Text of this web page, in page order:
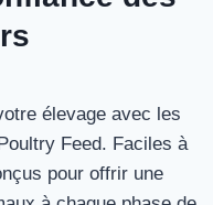
élevage avec les
Feed. Faciles à
pour offrir une